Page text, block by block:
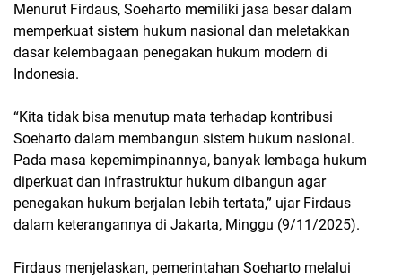
Menurut Firdaus, Soeharto memiliki jasa besar dalam
memperkuat sistem hukum nasional dan meletakkan
dasar kelembagaan penegakan hukum modern di
Indonesia.
“Kita tidak bisa menutup mata terhadap kontribusi
Soeharto dalam membangun sistem hukum nasional.
Pada masa kepemimpinannya, banyak lembaga hukum
diperkuat dan infrastruktur hukum dibangun agar
penegakan hukum berjalan lebih tertata,” ujar Firdaus
dalam keterangannya di Jakarta, Minggu (9/11/2025).
Firdaus menjelaskan, pemerintahan Soeharto melalui